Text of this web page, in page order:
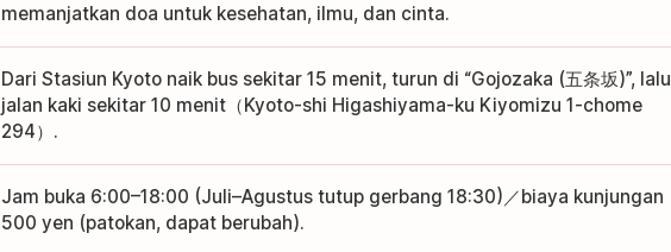
memanjatkan doa untuk kesehatan, ilmu, dan cinta.
Dari Stasiun Kyoto naik bus sekitar 15 menit, turun di “Gojozaka (五条坂)”, lalu
jalan kaki sekitar 10 menit（Kyoto-shi Higashiyama-ku Kiyomizu 1-chome
294）.
Jam buka 6:00–18:00 (Juli–Agustus tutup gerbang 18:30)／biaya kunjungan
500 yen (patokan, dapat berubah).